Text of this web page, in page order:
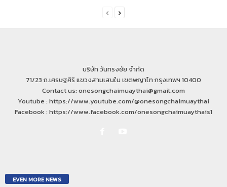
บริษัท วันทรงชัย จำกัด
71/23 ถ.เศรษฐศิริ แขวงสามเสนใน เขตพญาไท กรุงเทพฯ 10400
Contact us: onesongchaimuaythai@gmail.com
Youtube : https://www.youtube.com/@onesongchaimuaythai
Facebook : https://www.facebook.com/onesongchaimuaythais1
EVEN MORE NEWS